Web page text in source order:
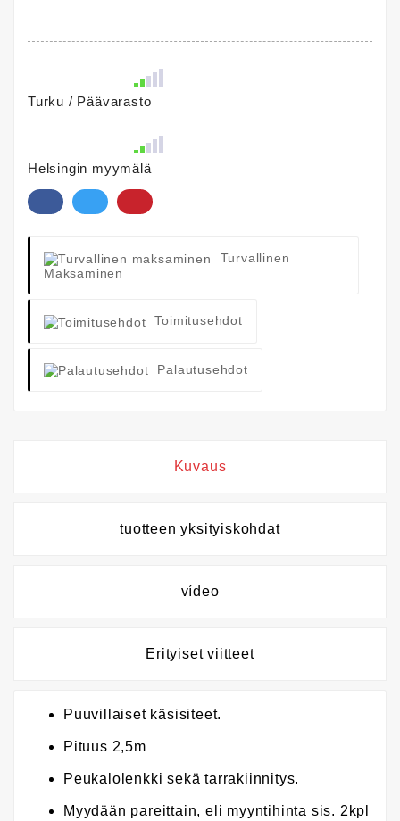
Turku / Päävarasto
Helsingin myymälä
Turvallinen
Maksaminen
Toimitusehdot
Palautusehdot
Kuvaus
tuotteen yksityiskohdat
vídeo
Erityiset viitteet
Puuvillaiset käsisiteet.
Pituus 2,5m
Peukalolenkki sekä tarrakiinnitys.
Myydään pareittain, eli myyntihinta sis. 2kpl